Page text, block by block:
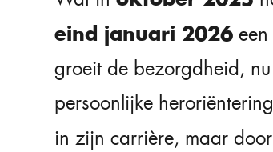
eind januari 2026
groeit de bezorgdheid,
persoonlijke
in zijn carrière, maar